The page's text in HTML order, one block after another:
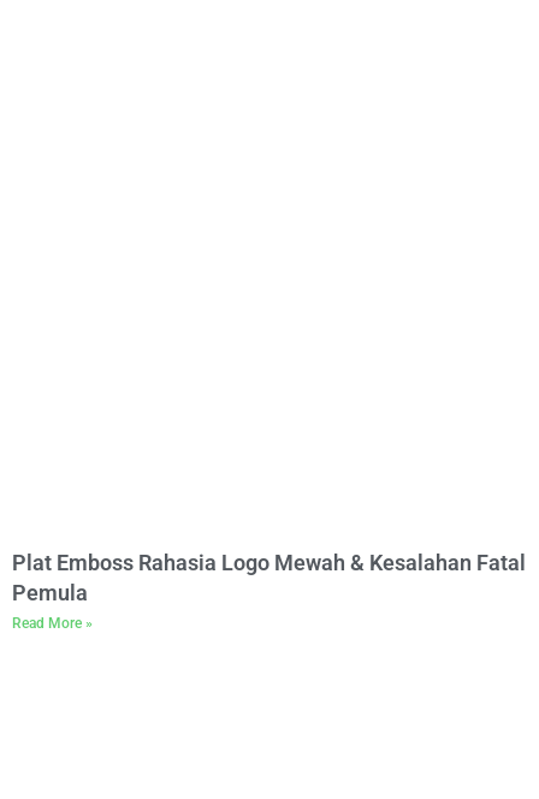
Plat Emboss Rahasia Logo Mewah & Kesalahan Fatal
Pemula
Read More »